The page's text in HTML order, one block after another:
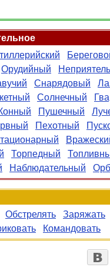
Орудийный
Снарядовый
Солнечный
Пушечный
Пехотный
Торпедный
Наблюдательный
Обстрелять
Заряжать
Командовать